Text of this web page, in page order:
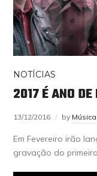
NOTÍCIAS
2017 É ANO
13/12/2016 by
Em Fevereiro irão
gravação do